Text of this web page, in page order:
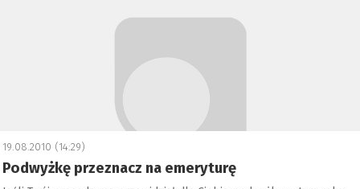
19.08.2010 (14:29)
Podwyżkę przeznacz na emeryturę